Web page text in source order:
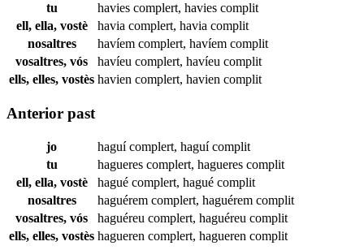
tu
havies complert, havies complit
ell, ella, vostè
havia complert, havia complit
nosaltres
havíem complert, havíem complit
vosaltres, vós
havíeu complert, havíeu complit
ells, elles, vostès havien complert, havien complit
Anterior past
jo haguícomplert, haguícomplit
tu
hagueres complert, hagueres complit
ell, ella, vostè
hagué complert, hagué complit
nosaltres
haguérem complert, haguérem complit
vosaltres, vós
haguéreu complert, haguéreu complit
ells, elles, vostès hagueren complert, hagueren complit